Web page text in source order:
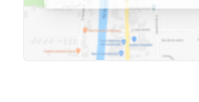
🧺 Área de serviço
✨ Diferenciais do imóvel: